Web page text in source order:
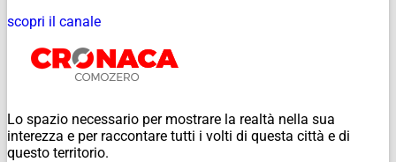
scopri il canale
Lo spazio necessario per mostrare la realtà nella sua
interezza e per raccontare tutti i volti di questa città e di
questo territorio.